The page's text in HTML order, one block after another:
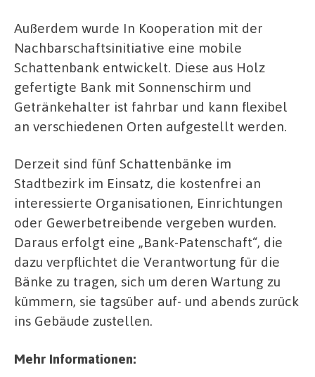
Außerdem wurde In Kooperation mit der
Nachbarschaftsinitiative eine mobile
Schattenbank entwickelt. Diese aus Holz
gefertigte Bank mit Sonnenschirm und
Getränkehalter ist fahrbar und kann flexibel
an verschiedenen Orten aufgestellt werden.
Derzeit sind fünf Schattenbänke im
Stadtbezirk im Einsatz, die kostenfrei an
interessierte Organisationen, Einrichtungen
oder Gewerbetreibende vergeben wurden.
Daraus erfolgt eine „Bank-Patenschaft“, die
dazu verpflichtet die Verantwortung für die
Bänke zu tragen, sich um deren Wartung zu
kümmern, sie tagsüber auf- und abends zurück
ins Gebäude zustellen.
Mehr Informationen: